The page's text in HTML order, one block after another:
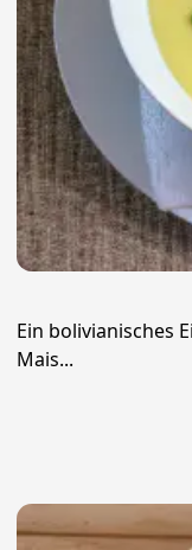
Ein bolivianisches
Mais...